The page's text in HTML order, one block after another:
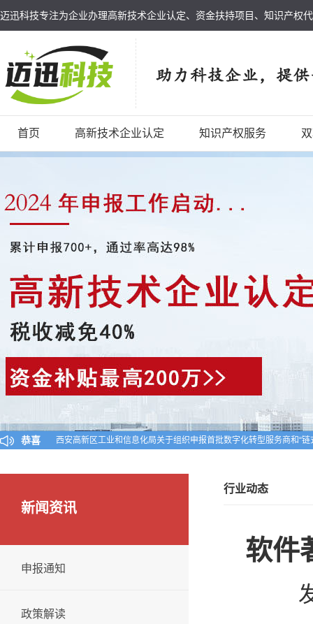
迈迅科技专注为企业办理高新技术企业认定、资金扶持项目、知识产权
首页 高新技术企业认定 知识产权服务
恭喜
西安高新区工业和信息化局关于组织申报首批数字化转型服务商和“
对陕西省认定机构2025年认定报备的第一批高新技术企业进行备案的
行业动态
软件
新闻资讯
申报通知
政策解读